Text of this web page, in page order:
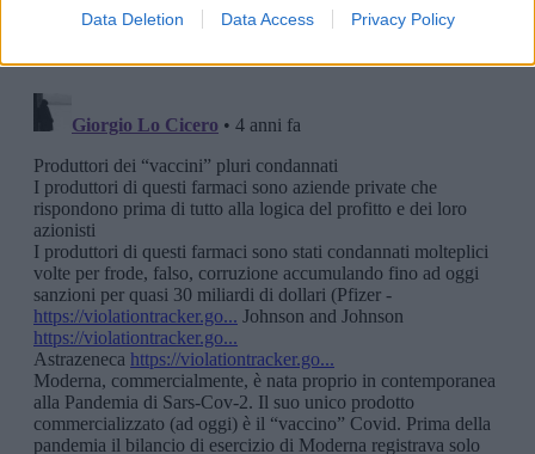
Data Deletion Data Access Privacy Policy